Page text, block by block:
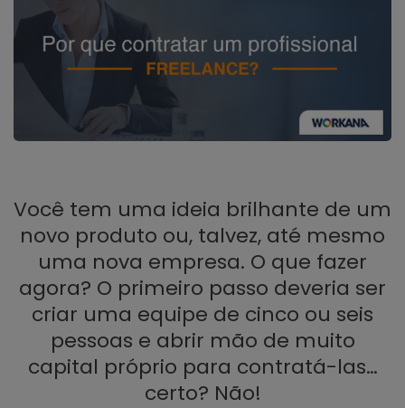
Você tem uma ideia brilhante de um
novo produto ou, talvez, até mesmo
uma nova empresa. O que fazer
agora? O primeiro passo deveria ser
criar uma equipe de cinco ou seis
pessoas e abrir mão de muito
capital próprio para contratá-las…
certo? Não!